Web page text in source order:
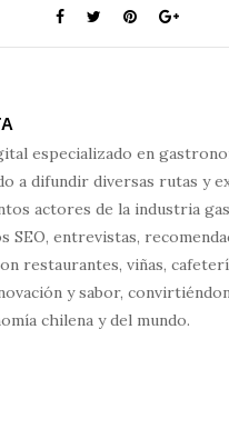
especializado en
a difundir diversas rutas y
actores de la industria
SEO, entrevistas,
restaurantes, viñas,
y sabor,
chilena y del mundo.